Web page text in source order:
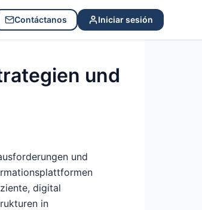
Contáctanos Iniciar sesión
und
und
digital
in